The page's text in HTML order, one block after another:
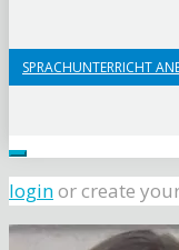
SPRACHUNTERRICHT
loginor create